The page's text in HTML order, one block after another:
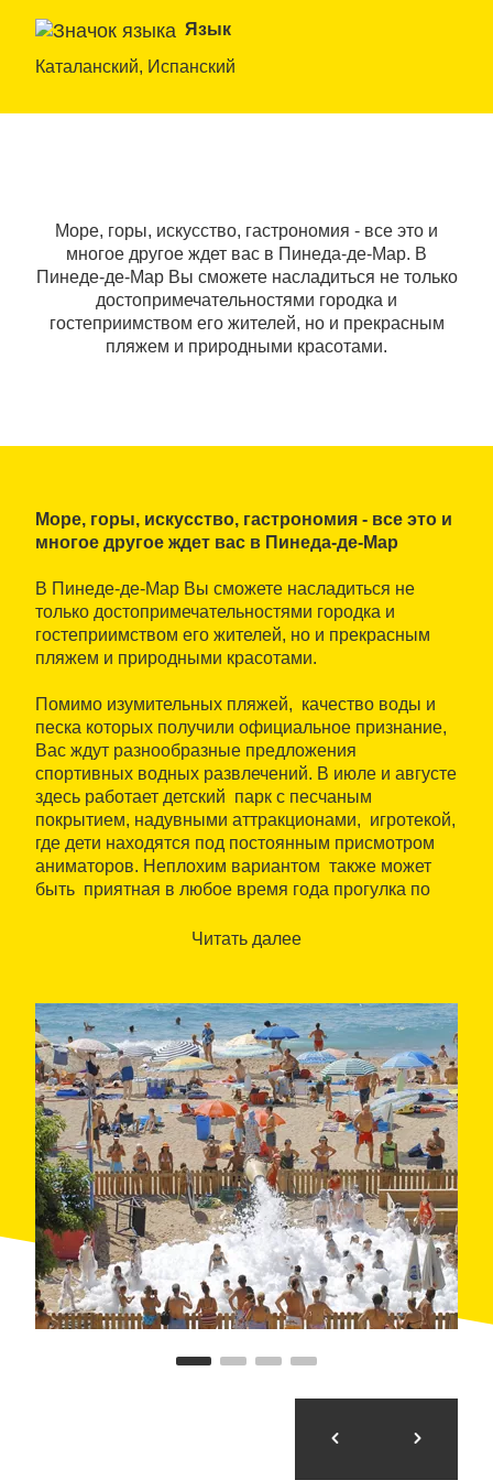
Язык
Каталанский, Испанский
Море, горы, искусство, гастрономия - все это и
многое другое ждет вас в Пинеда-де-Мар. В
Пинеде-де-Мар Вы сможете насладиться не только
достопримечательностями городка и
гостеприимством его жителей, но и прекрасным
пляжем и природными красотами.
Море, горы, искусство, гастрономия - все это и
многое другое ждет вас в Пинеда-де-Мар
В Пинеде-де-Мар Вы сможете насладиться не
только достопримечательностями городка и
гостеприимством его жителей, но и прекрасным
пляжем и природными красотами.
Помимо изумительных пляжей, качество воды и
песка которых получили официальное признание,
Вас ждут разнообразные предложения
спортивных водных развлечений. В июле и августе
здесь работает детский парк с песчаным
покрытием, надувными аттракционами, игротекой,
где дети находятся под постоянным присмотром
аниматоров. Неплохим вариантом также может
быть приятная в любое время года прогулка по
Для тех, кто предпочитает горы, можно углубиться
идеальный для семейных экскурсий. Пешком, на
горном велосипеде или верхом на лошади,
прогулка в самое сердце этого заповедника
девственной природы с потрясающими видами на
море, позволит вам получить незабываемые
впечатления.
Восстановить силы и насладиться изумительной
местной гастрономией можно в одном из
многочисленных ресторанов традиционной,
морской или современной кухни...
Вечером Вас ожидает культурная программа:
осмотр коллекции Фонда Графического Искусства
Тарратс (Fundación Tharrats d'Art Gràfic). Этот
музей больше расчитан на взрослую публику, но
миром рисунка, живописи и цвета. Собрание
изобразительного искусства, включая
Читать далее